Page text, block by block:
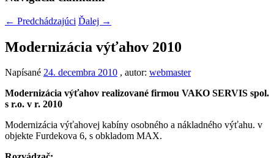
← Predchádzajúci Ďalej →
Modernizácia výťahov 2010
Napísané 24. decembra 2010 , autor: webmaster
Modernizácia výťahov realizované firmou VAKO SERVIS spol.
s r.o. v r. 2010
Modernizácia výťahovej kabíny osobného a nákladného výťahu. v
objekte Furdekova 6, s obkladom MAX.